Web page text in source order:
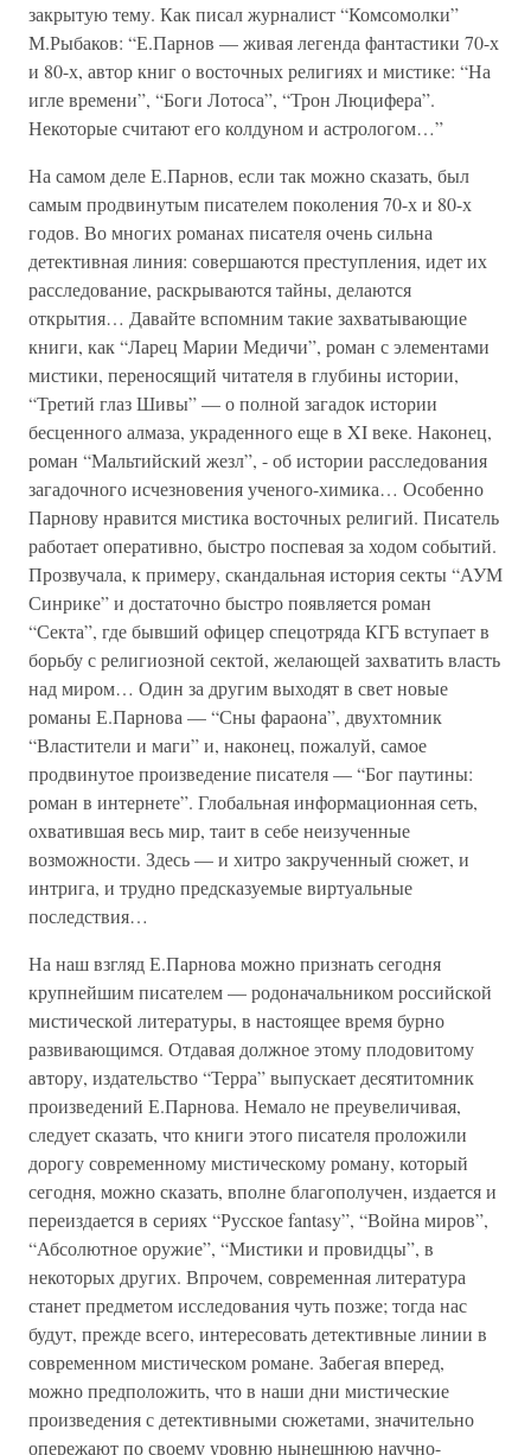
закрытую тему. Как писал журналист “Комсомолки”
М.Рыбаков: “Е.Парнов — живая легенда фантастики 70-х
и 80-х, автор книг о восточных религиях и мистике: “На
игле времени”, “Боги Лотоса”, “Трон Люцифера”.
Некоторые считают его колдуном и астрологом…”
На самом деле Е.Парнов, если так можно сказать, был
самым продвинутым писателем поколения 70-х и 80-х
годов. Во многих романах писателя очень сильна
детективная линия: совершаются преступления, идет их
расследование, раскрываются тайны, делаются
открытия… Давайте вспомним такие захватывающие
книги, как “Ларец Марии Медичи”, роман с элементами
мистики, переносящий читателя в глубины истории,
“Третий глаз Шивы” — о полной загадок истории
бесценного алмаза, украденного еще в XI веке. Наконец,
роман “Мальтийский жезл”, - об истории расследования
загадочного исчезновения ученого-химика… Особенно
Парнову нравится мистика восточных религий. Писатель
работает оперативно, быстро поспевая за ходом событий.
Прозвучала, к примеру, скандальная история секты “АУМ
Синрике” и достаточно быстро появляется роман
“Секта”, где бывший офицер спецотряда КГБ вступает в
борьбу с религиозной сектой, желающей захватить власть
над миром… Один за другим выходят в свет новые
романы Е.Парнова — “Сны фараона”, двухтомник
“Властители и маги” и, наконец, пожалуй, самое
продвинутое произведение писателя — “Бог паутины:
роман в интернете”. Глобальная информационная сеть,
охватившая весь мир, таит в себе неизученные
возможности. Здесь — и хитро закрученный сюжет, и
интрига, и трудно предсказуемые виртуальные
последствия…
На наш взгляд Е.Парнова можно признать сегодня
крупнейшим писателем — родоначальником российской
мистической литературы, в настоящее время бурно
развивающимся. Отдавая должное этому плодовитому
автору, издательство “Терра” выпускает десятитомник
произведений Е.Парнова. Немало не преувеличивая,
следует сказать, что книги этого писателя проложили
дорогу современному мистическому роману, который
сегодня, можно сказать, вполне благополучен, издается и
переиздается в сериях “Русское fantasy”, “Война миров”,
“Абсолютное оружие”, “Мистики и провидцы”, в
некоторых других. Впрочем, современная литература
станет предметом исследования чуть позже; тогда нас
будут, прежде всего, интересовать детективные линии в
современном мистическом романе. Забегая вперед,
можно предположить, что в наши дни мистические
произведения с детективными сюжетами, значительно
опережают по своему уровню нынешнюю научно-